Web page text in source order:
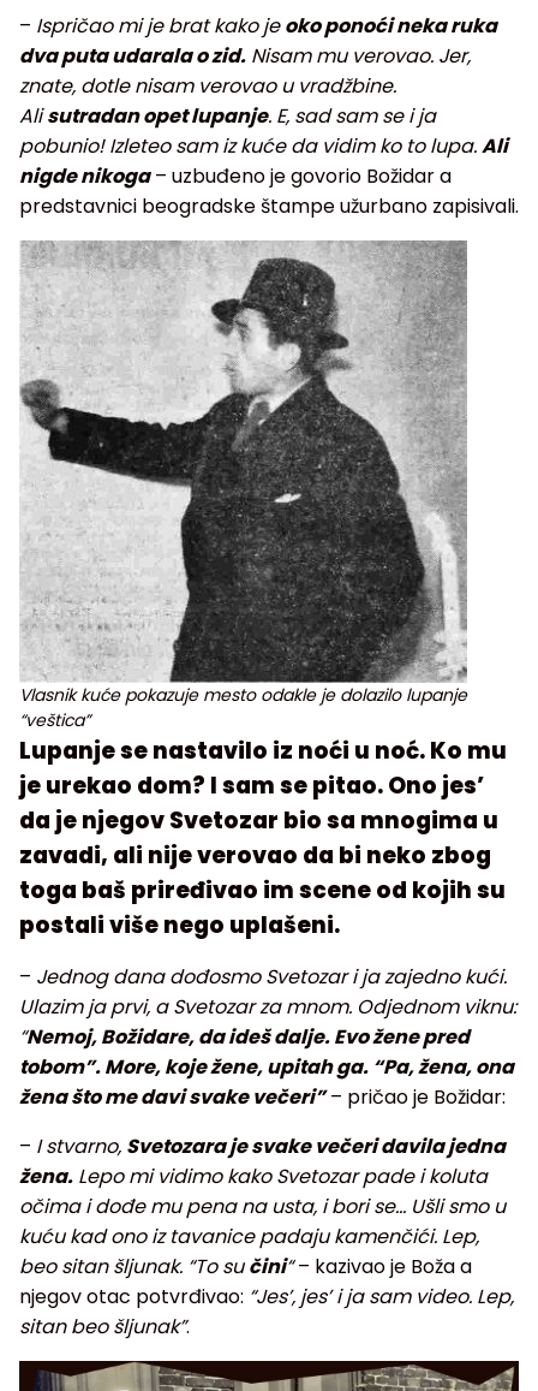
– Ispričao mi je brat kako je oko ponoći neka ruka
dva puta udarala o zid. Nisam mu verovao. Jer,
znate, dotle nisam verovao u vradžbine.
Ali sutradan opet lupanje. E, sad sam se i ja
pobunio! Izleteo sam iz kuće da vidim ko to lupa.Ali
nigde nikoga– uzbuđeno je govorio Božidar a
predstavnici beogradske štampe užurbano zapisivali.
Vlasnik kuće pokazuje mesto odakle je dolazilo lupanje
“veštica”
Lupanje se nastavilo iz noći u noć. Ko mu
je urekao dom? I sam se pitao. Ono jes’
da je njegov Svetozar bio sa mnogima u
zavadi, ali nije verovao da bi neko zbog
toga baš priređivao im scene od kojih su
postali više nego uplašeni.
– Jednog dana dođosmo Svetozar i ja zajedno kući.
Ulazim ja prvi, a Svetozar za mnom. Odjednom viknu:
“Nemoj, Božidare, da ideš dalje. Evo žene pred
tobom”. More, koje žene, upitah ga. “Pa, žena, ona
žena što me davi svake večeri”– pričao je Božidar:
– I stvarno, Svetozara je svake večeri davila jedna
žena. Lepo mi vidimo kako Svetozar pade i koluta
očima i dođe mu pena na usta, i bori se… Ušli smo u
kuću kad ono iz tavanice padaju kamenčići. Lep,
beo sitan šljunak. “To su čini“– kazivao je Boža a
njegov otac potvrđivao: “Jes’, jes’ i ja sam video. Lep,
sitan beo šljunak”.